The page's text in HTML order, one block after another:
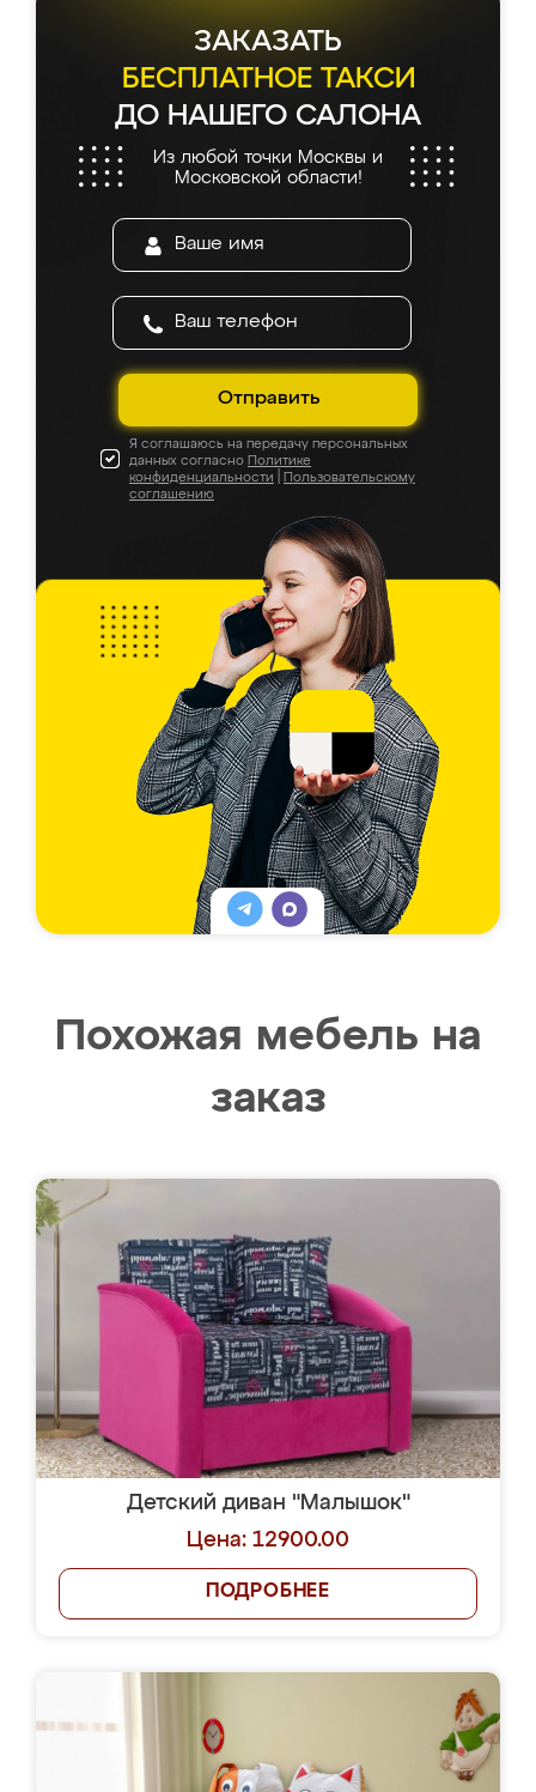
ЗАКАЗАТЬ
БЕСПЛАТНОЕ ТАКСИ
ДО НАШЕГО САЛОНА
Из любой точки Москвы и
Московской области!
Отправить
Я соглашаюсь на передачу персональных
данных согласно Политике
конфиденциальности
Пользовательскому
соглашению
Похожая мебель на
заказ
Детский диван "Малышок"
Цена: 12900.00
ПОДРОБНЕЕ